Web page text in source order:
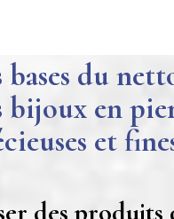
bases du
bijoux en
et